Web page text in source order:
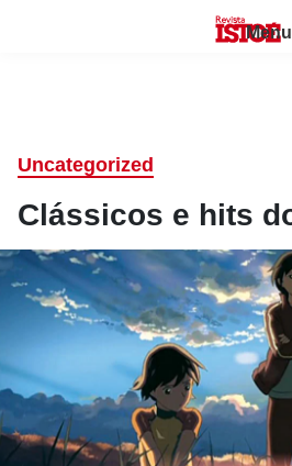
Menu
Uncategorized
Clássicos e hits